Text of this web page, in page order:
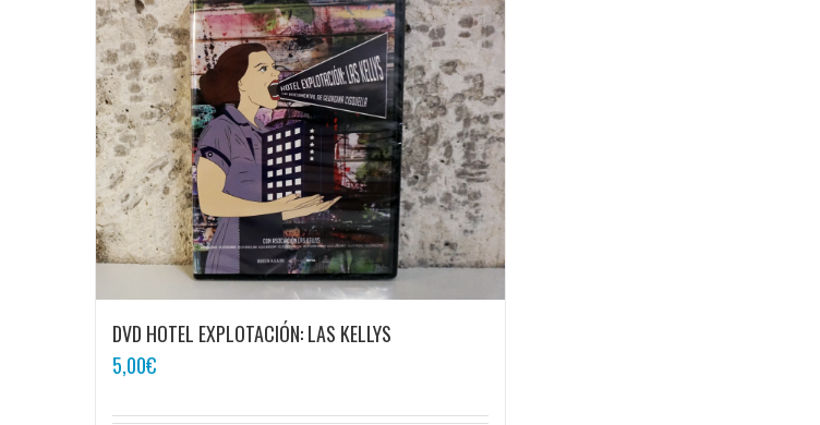
DVD HOTEL EXPLOTACIÓN: LAS KELLYS
5,00€